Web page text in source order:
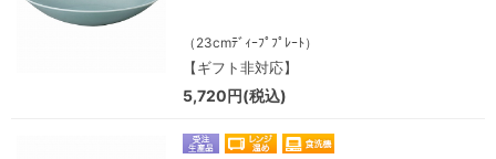
（23cmﾃﾞｨｰﾌﾟﾌﾟﾚｰﾄ）
【ギフト非対応】
5,720円(税込)